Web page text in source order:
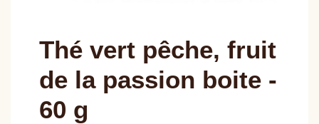
Thé vert pêche, fruit
de la passion boite -
60 g